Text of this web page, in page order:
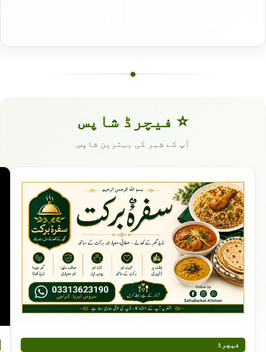
⭐ فیچرڈ شاپس
آپ کے شہر کی بہترین شاپس
فیچرڈ